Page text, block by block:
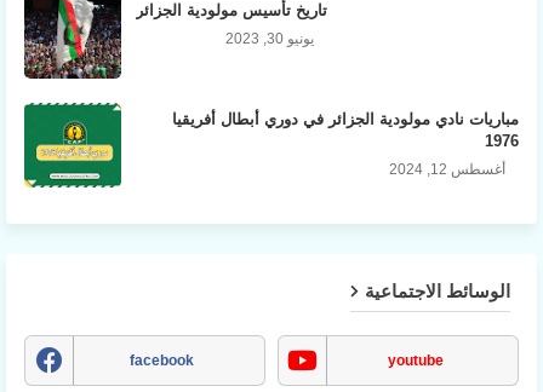
تاريخ تأسيس مولودية الجزائر
يونيو 30, 2023
مباريات نادي مولودية الجزائر في دوري أبطال أفريقيا
1976
أغسطس 12, 2024
الوسائط الاجتماعية
facebook youtube